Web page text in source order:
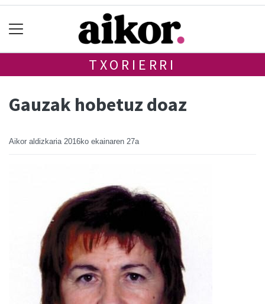
TXORIERRI
Gauzak hobetuz doaz
Aikor aldizkaria 2016ko ekainaren 27a